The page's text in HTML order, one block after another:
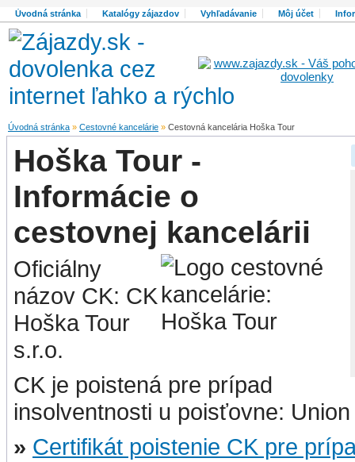
Hoška Tour -
Informácie o
cestovnej kancelárii
Oficiálny
názov CK: CK
Hoška Tour
s.r.o.
CK je poistená pre prípad
insolventnosti u poisťovne:
» Certifikát poistenie CK pre
Úvodná stránka » Cestovné kancelárie » Cestovná kancelária Hoška Tour
Úvodná stránka Katalógy zájazdov Vyhľadávanie Môj účet